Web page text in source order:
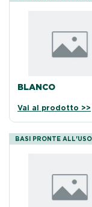
BLANCO
Vai al prodotto >>
BASI PRONTE ALL'USO